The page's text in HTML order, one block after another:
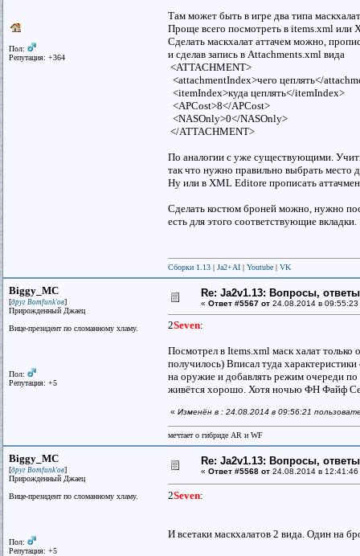
Пол:
Репутация: +364
Там может быть в игре два типа
Проще всего посмотреть в items.xml или
Сделать маскхалат аттачем можно,
и сделав запись в Attachments.xml вида
<ATTACHMENT>
<attachmentIndex>чего цеплять</
<itemIndex>куда цеплять</itemIndex>
<APCost>8</APCost>
<NASOnly>0</NASOnly>
</ATTACHMENT>
По аналогии с уже существующими.
так что нужно правильно выбрать место
Ну или в XML Editore прописать
Сделать костюм броней можно, нужно
есть для этого соответствующие вкладки.
Сборки 1.13 | Ja2+AI | Youtube | VK
Biggy_MC
[друг Bomfunk'ов]
Прирожденный Джаец
Вице-президент по сломанному хламу.
Пол:
Репутация: +5
Re: Ja2v1.13: Вопросы,
« Ответ #5567 от 24.08.2014 в 09:55:23
2Seven:
Посмотрел в Items.xml маск халат только
получилось) Вписал туда
на оружие и добавлять режим очереди
живётся хорошо. Хотя ночью ФН Файф
« Изменён в : 24.08.2014 в 09:56:21
мечтает о гибриде AR и WF
Biggy_MC
[друг Bomfunk'ов]
Прирожденный Джаец
Вице-президент по сломанному хламу.
Пол:
Репутация: +5
Re: Ja2v1.13: Вопросы,
« Ответ #5568 от 24.08.2014 в 12:41:46
2Seven:
И всетаки маскхалатов 2 вида. Один на